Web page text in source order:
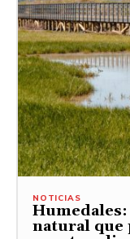
NOTICIAS
natural que